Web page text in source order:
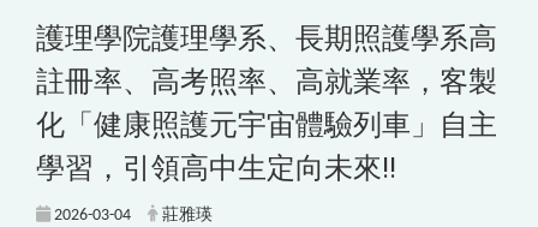
護理學院護理學系、長期照護學系高
註冊率、高考照率、高就業率，客製
化「健康照護元宇宙體驗列車」自主
學習，引領高中生定向未來!!
2026-03-04 莊雅瑛